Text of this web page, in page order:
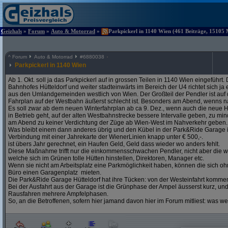
Geizhals » Forum » Auto & Motorrad » Parkpickerl in 1140 Wien (461 Beiträge, 15105
^ Forum Auto & Motorrad #6880038
Parkpickerl in 1140 Wien
Ab 1. Okt. soll ja das Parkpickerl auf in grossen Teilen in 1140 Wien
Bahnhofes Hütteldorf und weiter stadteinwärts im Bereich der U4 richtet sich
aus den Umlandgemeinden westlich von Wien. Der Großteil der Pendler ist
Fahrplan auf der Westbahn äußerst schlecht ist. Besonders am Abend, wenns
Es soll zwar ab dem neuen Winterfahrplan ab ca 9. Dez., wenn auch die neue
in Betrieb geht, auf der alten Westbahnstrecke bessere Intervalle geben, zu
am Abend zu keiner Verdichtung der Züge ab Wien-West im Nahverkehr geben.
Was bleibt einem dann anderes übrig und den Kübel in der Park&Ride Garage
Verbindung mit einer Jahrekarte der WienerLinien knapp unter € 500,-.
ist übers Jahr gerechnet, ein Haufen Geld, Geld dass wieder wo anders fehlt.
Diese Maßnahme trifft nur die einkommensschwachen Pendler, nicht aber die
welche sich im Grünen tolle Hütten hinstellen, Direktoren, Manager etc.
Wenn sie nicht am Arbeitsplatz eine Parkmöglichkeit haben, können die sich
Büro einen Garagenplatz mieten.
Die Park&Ride Garage Hütteldorf hat ihre Tücken: von der Westeinfahrt
Bei der Ausfahrt aus der Garage ist die Grünphase der Ampel äusserst kurz,
Rausfahren mehrere Ampfelphasen.
So, an die Betroffenen, sofern hier jamand davon hier im Forum mitliest: was